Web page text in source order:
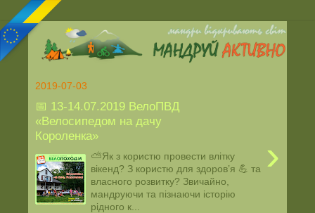
2019-07-03
📅 13-14.07.2019 ВелоПВД
«Велосипедом на дачу
Короленка»
›
⛅Як з користю провести влітку
вікенд? З користю для здоров’я 💪 та
власного розвитку? Звичайно,
мандруючи та пізнаючи історію
рідного к...